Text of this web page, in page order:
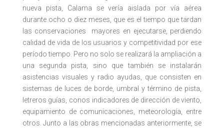
nueva pista, Calama se vería aislada por vía aérea
durante ocho o diez meses, que es el tiempo que tardan
las conservaciones mayores en ejecutarse, perdiendo
calidad de vida de los usuarios y competitividad por ese
período tiempo. Pero no solo se realizará la ampliación a
una segunda pista, sino que también se instalarán
asistencias visuales y radio ayudas, que consisten en
sistemas de luces de borde, umbral y término de pista,
letreros guías, conos indicadores de dirección de viento,
equipamiento de comunicaciones, meteorología, entre
otros. Junto a las obras mencionadas anteriormente, se